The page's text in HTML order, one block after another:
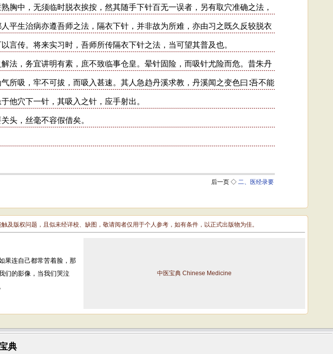
及版权问题，且似未经详校、缺图，敬请阅者仅用于个人参考，如有条件，以正式出版物为佳。
果连自己都常苦着脸，那
们的影像，当我们哭泣
中医宝典 Chinese Medicine
典